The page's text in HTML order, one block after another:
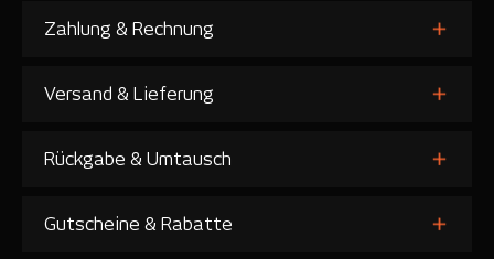
Zahlung & Rechnung
Versand & Lieferung
Rückgabe & Umtausch
Gutscheine & Rabatte